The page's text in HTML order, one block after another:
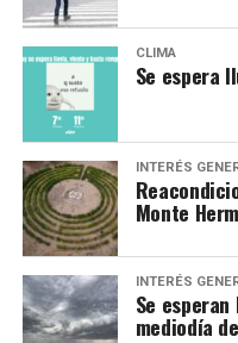
CLIMA
Se espera
INTERÉS
Monte
INTERÉS
Se
mediodía